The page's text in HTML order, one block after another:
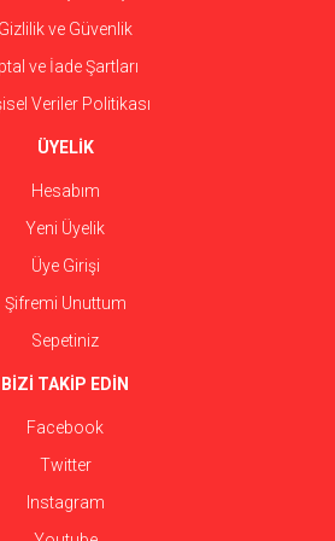
Gizlilik ve Güvenlik
ve İade Şartları
Veriler Politikası
ÜYELİK
Hesabım
Yeni Üyelik
Üye Girişi
Şifremi Unuttum
Sepetiniz
BİZİ TAKİP EDİN
Facebook
Twitter
Instagram